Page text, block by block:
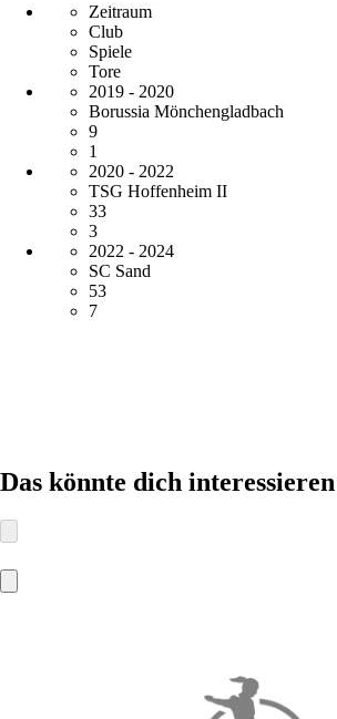
Zeitraum
Club
Spiele
Tore
2019 - 2020
Borussia Mönchengladbach
9
1
2020 - 2022
TSG Hoffenheim II
33
3
2022 - 2024
SC Sand
53
7
Das könnte dich interessieren